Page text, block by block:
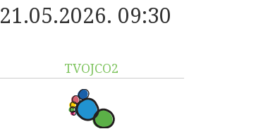
21.05.2026. 09:30
TVOJCO2